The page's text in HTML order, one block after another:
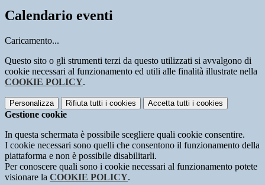
Calendario eventi
Caricamento...
Questo sito o gli strumenti terzi da questo utilizzati si avvalgono di
cookie necessari al funzionamento ed utili alle finalità illustrate nella
COOKIE POLICY.
Personalizza Rifiuta tutti i cookies Accetta tutti i cookies
Gestione cookie
In questa schermata è possibile scegliere quali cookie consentire.
I cookie necessari sono quelli che consentono il funzionamento della
piattaforma e non è possibile disabilitarli.
Per conoscere quali sono i cookie necessari al funzionamento potete
visionare la COOKIE POLICY.